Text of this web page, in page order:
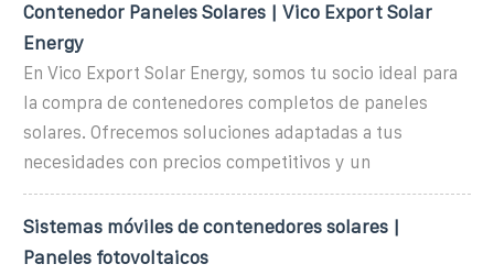
Contenedor Paneles Solares | Vico Export Solar
Energy
En Vico Export Solar Energy, somos tu socio ideal para
la compra de contenedores completos de paneles
solares. Ofrecemos soluciones adaptadas a tus
necesidades con precios competitivos y un
Sistemas móviles de contenedores solares |
Paneles fotovoltaicos